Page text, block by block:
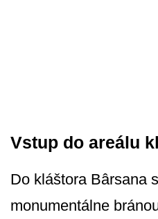
Vstup do areálu
Do kláštora Bârsana
monumentálne